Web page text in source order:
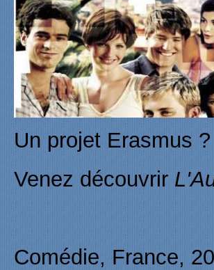
Un projet Erasmus ?
Venez découvrir
Comédie, France,